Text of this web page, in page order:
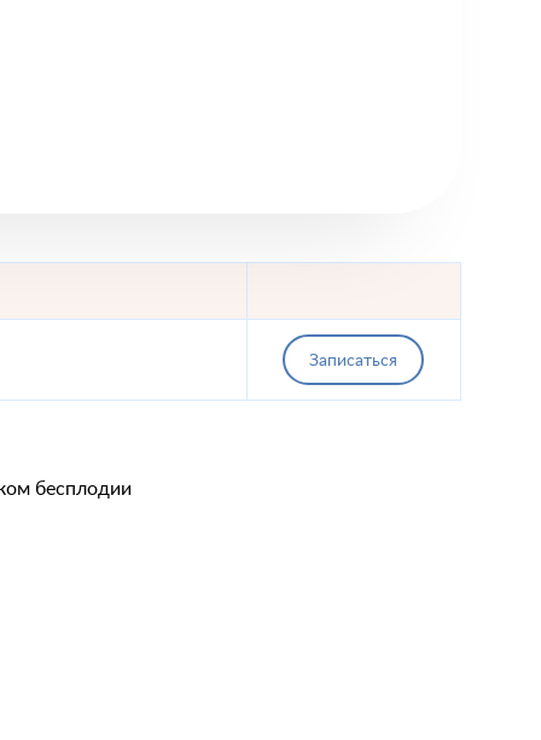
Записаться
бесплодии